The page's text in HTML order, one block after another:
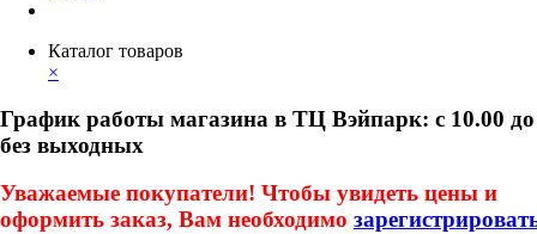
Каталог товаров
×
График работы магазина в ТЦ Вэйпарк: с 10.00 до
без выходных
Уважаемые покупатели! Чтобы увидеть цены и
оформить заказ, Вам необходимо